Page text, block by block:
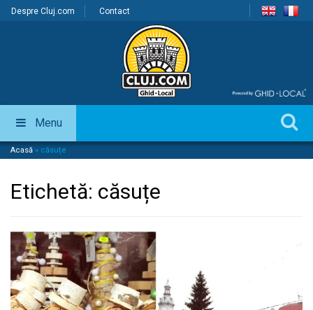
Despre Cluj.com Contact
Menu
Acasă » căsuțe
Etichetă: căsuțe